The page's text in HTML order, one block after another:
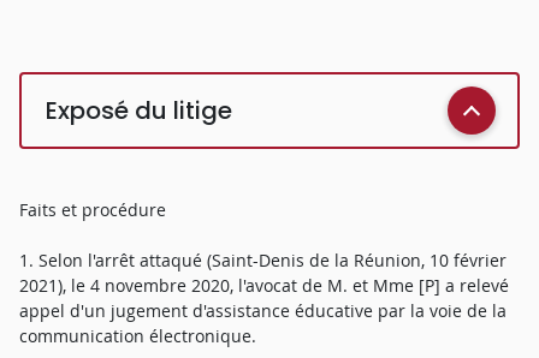
Exposé du litige
Faits et procédure
1. Selon l'arrêt attaqué (Saint-Denis de la Réunion, 10 février
2021), le 4 novembre 2020, l'avocat de M. et Mme [P] a relevé
appel d'un jugement d'assistance éducative par la voie de la
communication électronique.